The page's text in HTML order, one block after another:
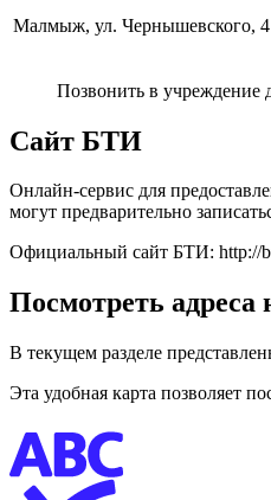
Малмыж, ул. Чернышевского, 4
Позвонить в учреждение
Сайт БТИ
Онлайн-сервис для
могут предварительно
Официальный сайт БТИ: http://
Посмотреть адреса
В текущем разделе
Эта удобная карта позволяет